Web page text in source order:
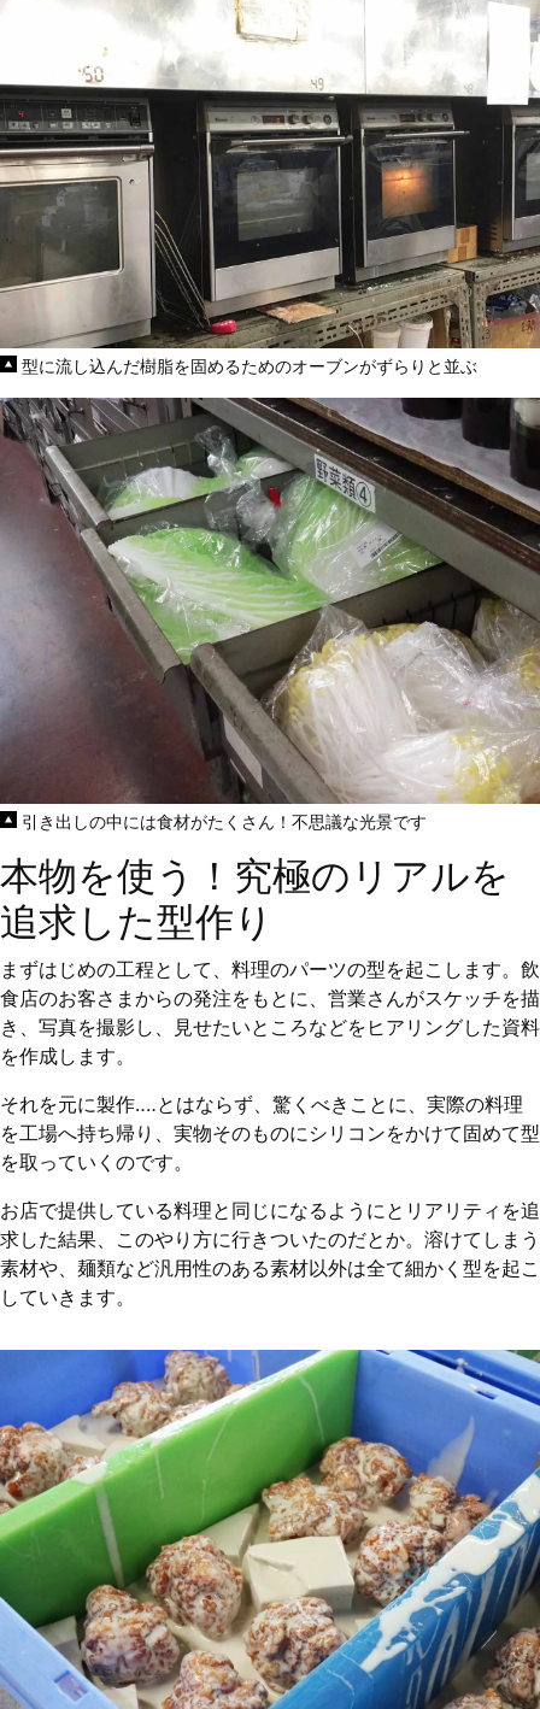
型に流し込んだ樹脂を固めるためのオーブンがずらりと並ぶ
引き出しの中には食材がたくさん！不思議な光景です
本物を使う！究極のリアルを
追求した型作り
まずはじめの工程として、料理のパーツの型を起こします。飲
食店のお客さまからの発注をもとに、営業さんがスケッチを描
き、写真を撮影し、見せたいところなどをヒアリングした資料
を作成します。
それを元に製作‥‥とはならず、驚くべきことに、実際の料理
を工場へ持ち帰り、実物そのものにシリコンをかけて固めて型
を取っていくのです。
お店で提供している料理と同じになるようにとリアリティを追
求した結果、このやり方に行きついたのだとか。溶けてしまう
素材や、麺類など汎用性のある素材以外は全て細かく型を起こ
していきます。